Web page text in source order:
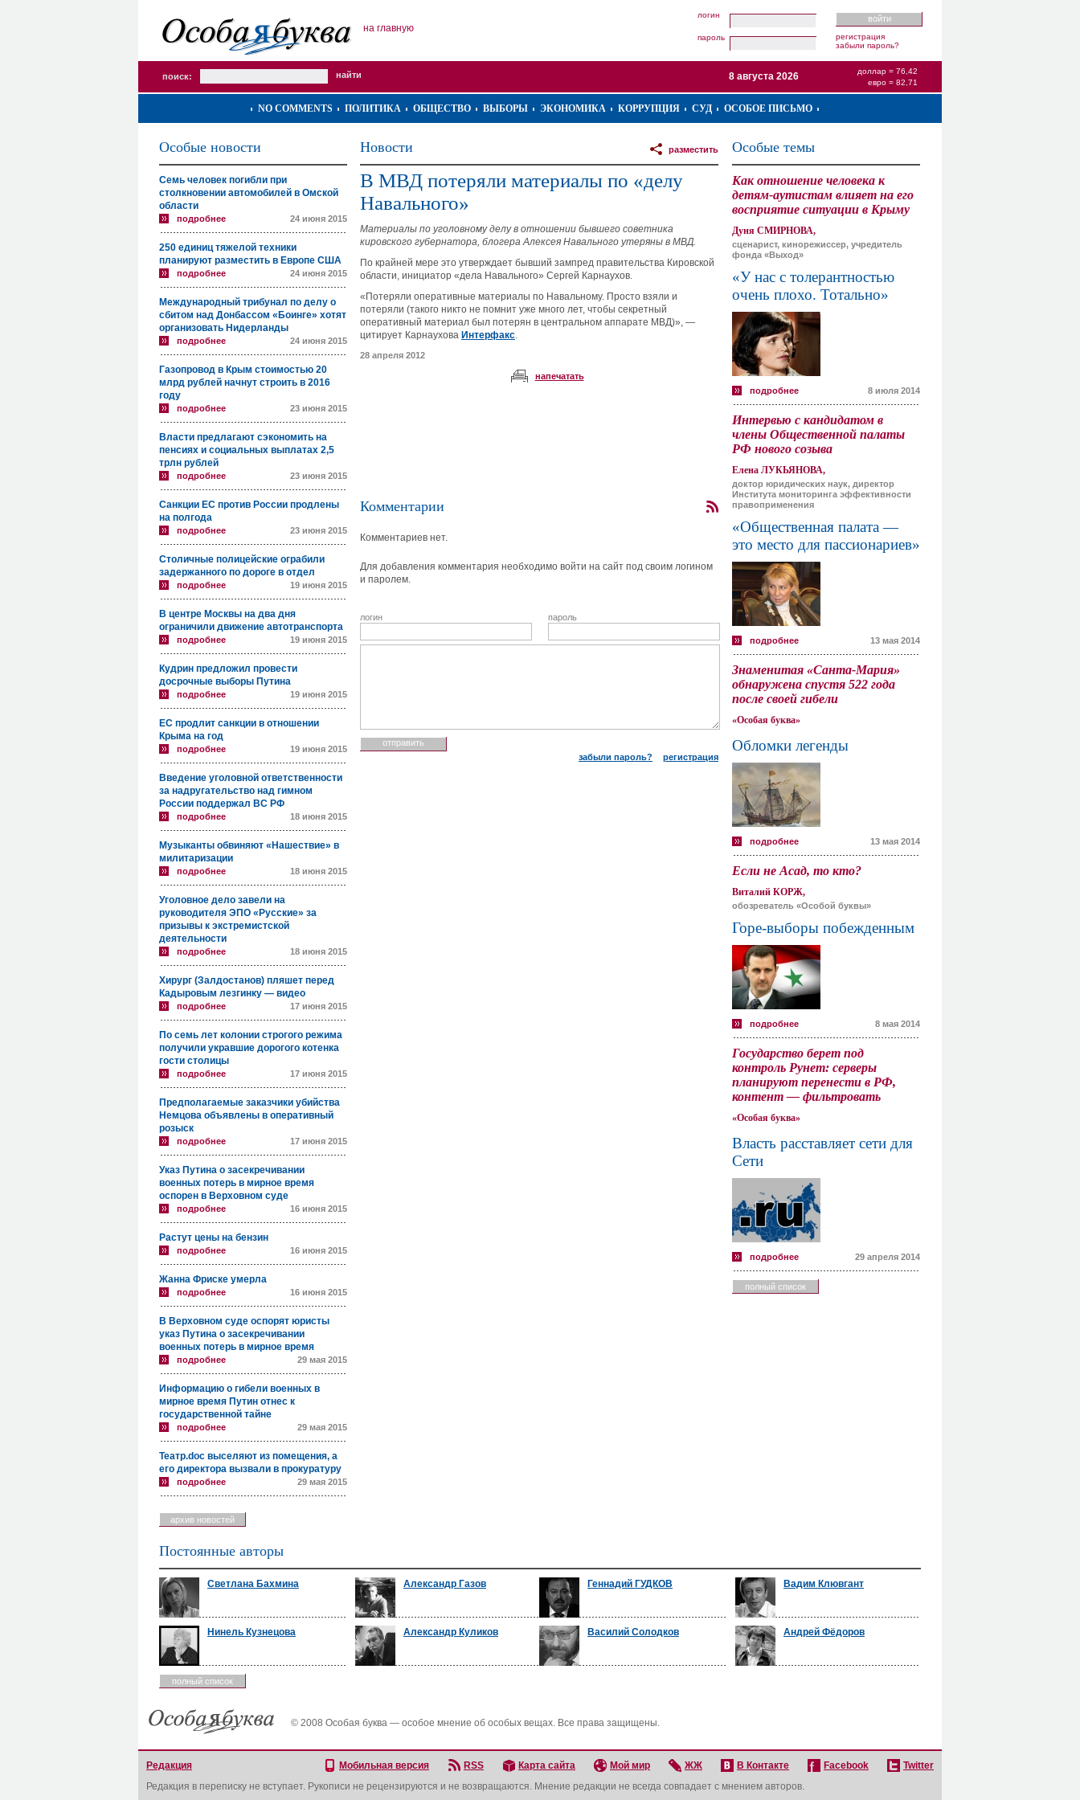
на главную
логин
пароль
регистрация
забыли пароль?
поиск:
доллар = 76,42
евро = 82,71
8 августа 2026
NO COMMENTS ПОЛИТИКА ОБЩЕСТВО ВЫБОРЫ ЭКОНОМИКА КОРРУПЦИЯ СУД ОСОБОЕ ПИСЬМО
Особые новости
Семь человек погибли при
столкновении автомобилей в Омской
области
подробнее 24 июня 2015
250 единиц тяжелой техники
планируют разместить в Европе США
подробнее 24 июня 2015
Международный трибунал по делу о
сбитом над Донбассом «Боинге» хотят
организовать Нидерланды
подробнее 24 июня 2015
Газопровод в Крым стоимостью 20
млрд рублей начнут строить в 2016
году
подробнее 23 июня 2015
Власти предлагают сэкономить на
пенсиях и социальных выплатах 2,5
трлн рублей
подробнее 23 июня 2015
Санкции ЕС против России продлены
на полгода
подробнее 23 июня 2015
Столичные полицейские ограбили
задержанного по дороге в отдел
подробнее 19 июня 2015
В центре Москвы на два дня
ограничили движение автотранспорта
подробнее 19 июня 2015
Кудрин предложил провести
досрочные выборы Путина
подробнее 19 июня 2015
ЕС продлит санкции в отношении
Крыма на год
подробнее 19 июня 2015
Введение уголовной ответственности
за надругательство над гимном
России поддержал ВС РФ
подробнее 18 июня 2015
Музыканты обвиняют «Нашествие» в
милитаризации
подробнее 18 июня 2015
Уголовное дело завели на
руководителя ЭПО «Русские» за
призывы к экстремистской
деятельности
подробнее 18 июня 2015
Хирург (Залдостанов) пляшет перед
Кадыровым лезгинку — видео
подробнее 17 июня 2015
По семь лет колонии строгого режима
получили укравшие дорогого котенка
гости столицы
подробнее 17 июня 2015
Предполагаемые заказчики убийства
Немцова объявлены в оперативный
розыск
подробнее 17 июня 2015
Указ Путина о засекречивании
военных потерь в мирное время
оспорен в Верховном суде
подробнее 16 июня 2015
Растут цены на бензин
подробнее 16 июня 2015
Жанна Фриске умерла
подробнее 16 июня 2015
В Верховном суде оспорят юристы
указ Путина о засекречивании
военных потерь в мирное время
подробнее 29 мая 2015
Информацию о гибели военных в
мирное время Путин отнес к
государственной тайне
подробнее 29 мая 2015
Театр.doc выселяют из помещения, а
его директора вызвали в прокуратуру
подробнее 29 мая 2015
архив новостей
Новости разместить
В МВД потеряли материалы по «делу
Навального»
Материалы по уголовному делу в отношении бывшего советника
кировского губернатора, блогера Алексея Навального утеряны в МВД.
По крайней мере это утверждает бывший зампред правительства Кировской
области, инициатор «дела Навального» Сергей Карнаухов.
«Потеряли оперативные материалы по Навальному. Просто взяли и
потеряли (такого никто не помнит уже много лет, чтобы секретный
оперативный материал был потерян в центральном аппарате МВД)», —
цитирует Карнаухова Интерфакс.
28 апреля 2012
напечатать
Комментарии
Комментариев нет.
Для добавления комментария необходимо войти на сайт под своим логином
и паролем.
логин пароль
забыли пароль? регистрация
Особые темы
Как отношение человека к
детям-аутистам влияет на его
восприятие ситуации в Крыму
Дуня СМИРНОВА,
сценарист, кинорежиссер, учредитель
фонда «Выход»
«У нас с толерантностью
очень плохо. Тотально»
подробнее 8 июля 2014
Интервью с кандидатом в
члены Общественной палаты
РФ нового созыва
Елена ЛУКЬЯНОВА,
доктор юридических наук, директор
Института мониторинга эффективности
правоприменения
«Общественная палата —
это место для пассионариев»
подробнее 13 мая 2014
Знаменитая «Санта-Мария»
обнаружена спустя 522 года
после своей гибели
«Особая буква»
Обломки легенды
подробнее 13 мая 2014
Если не Асад, то кто?
Виталий КОРЖ,
обозреватель «Особой буквы»
Горе-выборы побежденным
подробнее 8 мая 2014
Государство берет под
контроль Рунет: серверы
планируют перенести в РФ,
контент — фильтровать
«Особая буква»
Власть расставляет сети для
Сети
подробнее 29 апреля 2014
полный список
Постоянные авторы
Светлана Бахмина Александр Газов Геннадий ГУДКОВ Вадим Клювгант
Нинель Кузнецова Александр Куликов Василий Солодков Андрей Фёдоров
полный список
© 2008 Особая буква — особое мнение об особых вещах. Все права защищены.
Редакция Мобильная версия RSS Карта сайта Мой мир ЖЖ В Контакте Facebook
Twitter
Редакция в переписку не вступает. Рукописи не рецензируются и не возвращаются. Мнение редакции не всегда совпадает с мнением авторов.